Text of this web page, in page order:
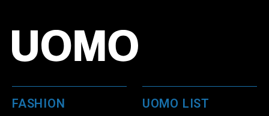
FASHION UOMO LIST